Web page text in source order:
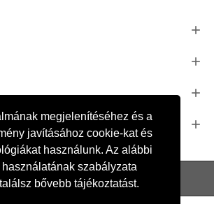
megjelenítéséhez és a
javításához cookie-kat és
használunk. Az alábbi
szabályzata
bővebb tájékoztatást.
Szállítás és fizetés Adatvédelem